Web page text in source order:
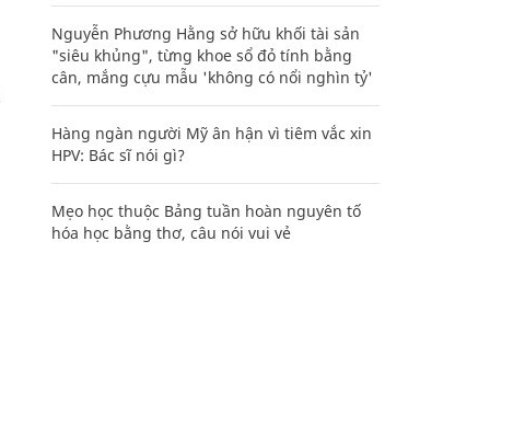
Nguyễn Phương Hằng sở hữu khối tài sản
"siêu khủng", từng khoe sổ đỏ tính bằng
cân, mắng cựu mẫu 'không có nổi nghìn tỷ'
Hàng ngàn người Mỹ ân hận vì tiêm vắc xin
HPV: Bác sĩ nói gì?
Mẹo học thuộc Bảng tuần hoàn nguyên tố
hóa học bằng thơ, câu nói vui vẻ